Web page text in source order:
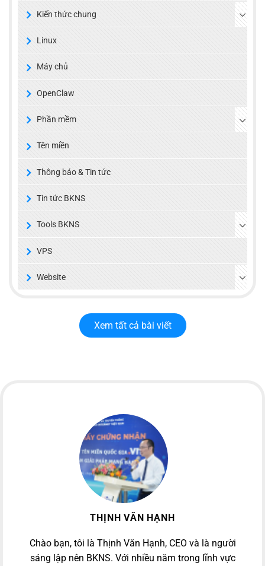
Kiến thức chung
Linux
Máy chủ
OpenClaw
Phần mềm
Tên miền
Thông báo & Tin tức
Tin tức BKNS
Tools BKNS
VPS
Website
Xem tất cả bài viết
THỊNH VĂN HẠNH
Chào bạn, tôi là Thịnh Văn Hạnh, CEO và là người
sáng lập nên BKNS. Với nhiều năm trong lĩnh vực